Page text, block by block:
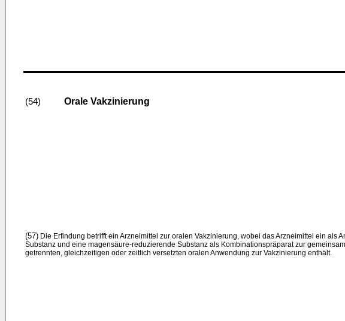
(54) Orale Vakzinierung
(57) Die Erfindung betrifft ein Arzneimittel zur oralen Vakzinierung, wobei das Arzneimittel ein als
Substanz und eine magensäure-reduzierende Substanz als Kombinationspräparat zur
getrennten, gleichzeitigen oder zeitlich versetzten oralen Anwendung zur Vakzinierung enthält.